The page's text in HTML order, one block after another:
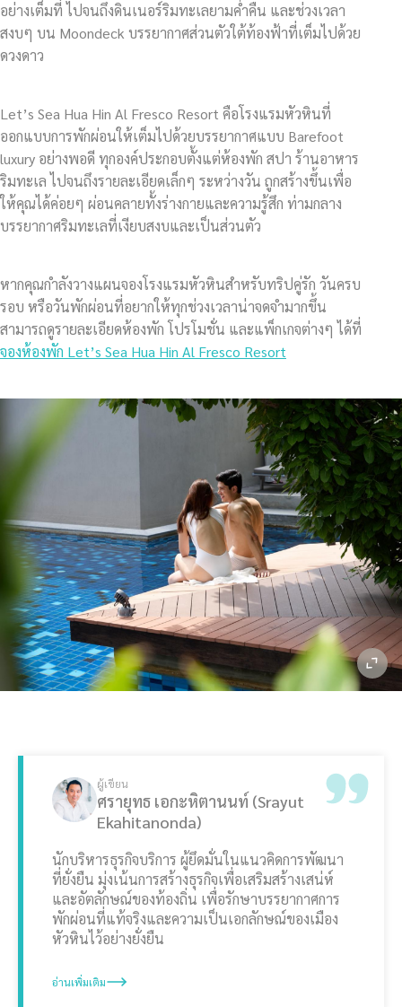
อย่างเต็มที่ ไปจนถึงดินเนอร์ริมทะเลยามค่ำคืน และช่วงเวลา
สงบๆ บน Moondeck บรรยากาศส่วนตัวใต้ท้องฟ้าที่เต็มไปด้วย
ดวงดาว
Let’s Sea Hua Hin Al Fresco Resort คือโรงแรมหัวหินที่
ออกแบบการพักผ่อนให้เต็มไปด้วยบรรยากาศแบบ Barefoot
luxury อย่างพอดี ทุกองค์ประกอบตั้งแต่ห้องพัก สปา ร้านอาหาร
ริมทะเล ไปจนถึงรายละเอียดเล็กๆ ระหว่างวัน ถูกสร้างขึ้นเพื่อ
ให้คุณได้ค่อยๆ ผ่อนคลายทั้งร่างกายและความรู้สึก ท่ามกลาง
บรรยากาศริมทะเลที่เงียบสงบและเป็นส่วนตัว
หากคุณกำลังวางแผนจองโรงแรมหัวหินสำหรับทริปคู่รัก วันครบ
รอบ หรือวันพักผ่อนที่อยากให้ทุกช่วงเวลาน่าจดจำมากขึ้น
สามารถดูรายละเอียดห้องพัก โปรโมชั่น และแพ็กเกจต่างๆ ได้ที่
จองห้องพัก Let’s Sea Hua Hin Al Fresco Resort
ผู้เขียน
ศรายุทธ เอกะหิตานนท์ (Srayut
Ekahitanonda)
นักบริหารธุรกิจบริการ ผู้ยึดมั่นในแนวคิดการพัฒนา
ที่ยั่งยืน มุ่งเน้นการสร้างธุรกิจเพื่อเสริมสร้างเสน่ห์
และอัตลักษณ์ของท้องถิ่น เพื่อรักษาบรรยากาศการ
พักผ่อนที่แท้จริงและความเป็นเอกลักษณ์ของเมือง
หัวหินไว้อย่างยั่งยืน
อ่านเพิ่มเติม